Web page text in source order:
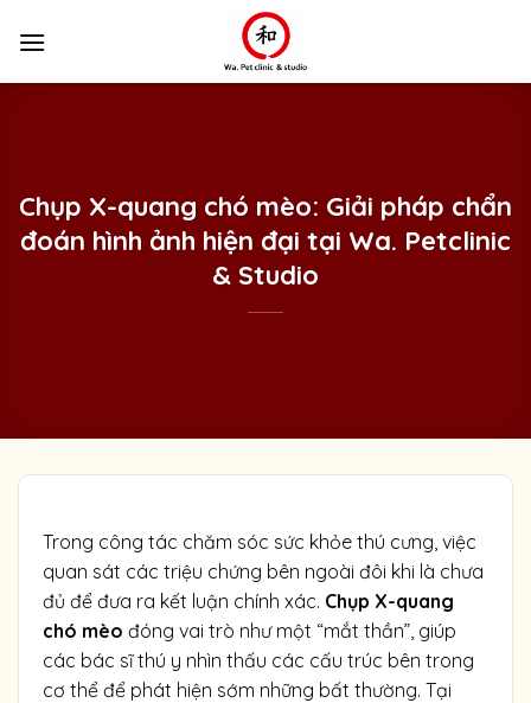
Chụp X-quang chó mèo: Giải pháp chẩn
đoán hình ảnh hiện đại tại Wa. Petclinic
& Studio
Trong công tác chăm sóc sức khỏe thú cưng, việc
quan sát các triệu chứng bên ngoài đôi khi là chưa
đủ để đưa ra kết luận chính xác. Chụp X-quang
chó mèo đóng vai trò như một “mắt thần”, giúp
các bác sĩ thú y nhìn thấu các cấu trúc bên trong
cơ thể để phát hiện sớm những bất thường. Tại